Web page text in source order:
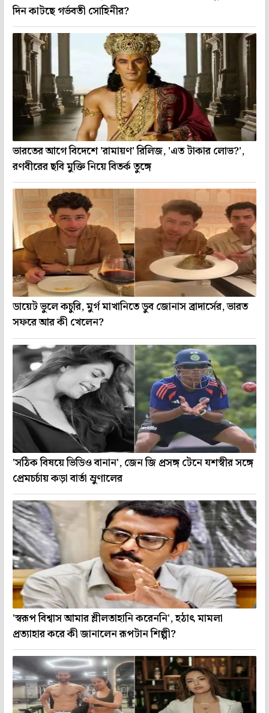
দিন কাটছে গর্ভবতী সোহিনীর?
ভারতের আগে বিদেশে 'রামায়ণ' রিলিজ, 'এত টাকার লোভ?',
রণবীরের ছবি মুক্তি নিয়ে বিতর্ক তুঙ্গে
ডায়েট ভুলে কচুরি, মুর্গ মাখানিতে ডুব জোনাস ব্রাদার্সের, ভারত
সফরে আর কী খেলেন?
'সঠিক বিষয়ে ভিডিও বানান', জেন জি প্রসঙ্গ টেনে যশস্বীর সঙ্গে
প্রেমচর্চায় কড়া বার্তা ম্রুণালের
'স্বরূপ বিশ্বাস আমার শ্লীলতাহানি করেননি', হঠাৎ মামলা
প্রত্যাহার করে কী জানালেন রূপটান শিল্পী?